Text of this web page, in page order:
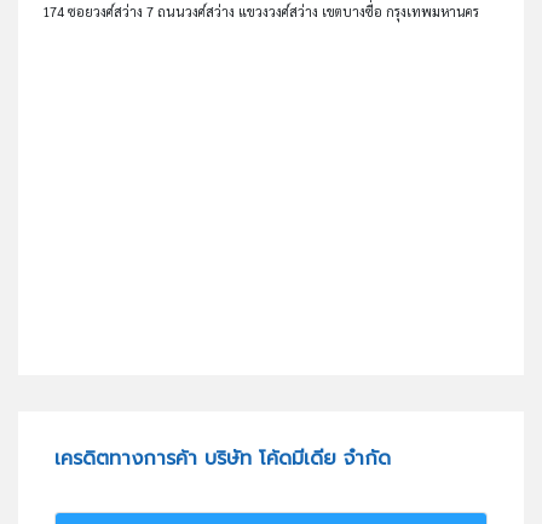
174 ซอยวงศ์สว่าง 7 ถนนวงศ์สว่าง แขวงวงศ์สว่าง เขตบางซื่อ กรุงเทพมหานคร
เครดิตทางการค้า บริษัท โค้ดมีเดีย จำกัด